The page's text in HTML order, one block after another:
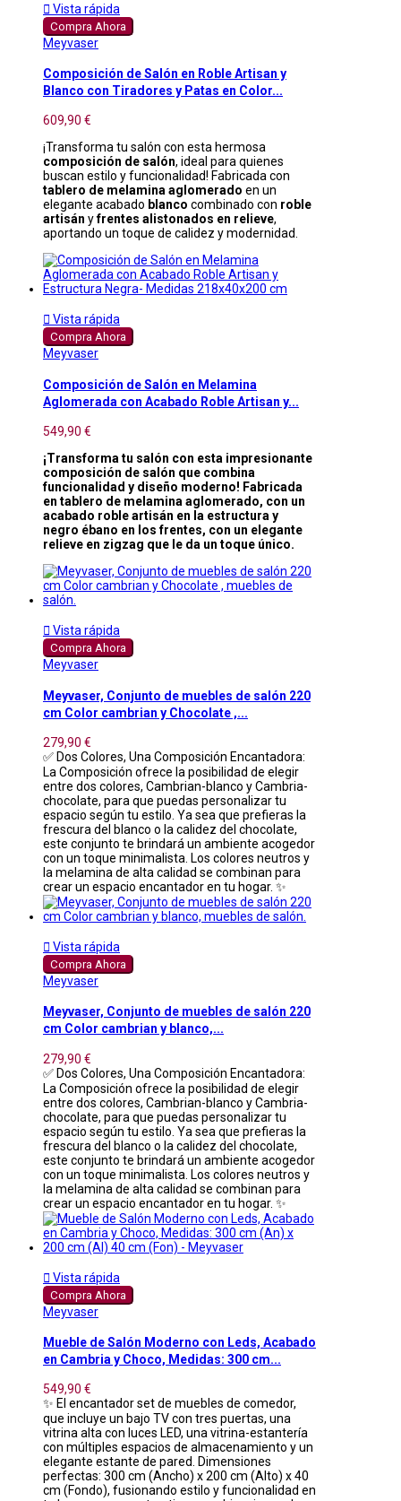
 Vista rápida
Compra Ahora
Meyvaser
Composición de Salón en Roble Artisan y
Blanco con Tiradores y Patas en Color...
609,90 €
¡Transforma tu salón con esta hermosa
composición de salón, ideal para quienes
buscan estilo y funcionalidad! Fabricada con
tablero de melamina aglomerado en un
elegante acabado blanco combinado con roble
artisán yfrentes alistonados en relieve,
aportando un toque de calidez y modernidad.
 Vista rápida
Compra Ahora
Meyvaser
Composición de Salón en Melamina
Aglomerada con Acabado Roble Artisan y...
549,90 €
¡Transforma tu salón con esta impresionante
composición de salón que combina
funcionalidad y diseño moderno! Fabricada
en tablero de melamina aglomerado, con un
acabado roble artisán en la estructura y
negro ébano en los frentes, con un elegante
relieve en zigzag que le da un toque único.
 Vista rápida
Compra Ahora
Meyvaser
Meyvaser, Conjunto de muebles de salón 220
cm Color cambrian y Chocolate ,...
279,90 €
✅ Dos Colores, Una Composición Encantadora:
La Composición ofrece la posibilidad de elegir
entre dos colores, Cambrian-blanco y Cambria-
chocolate, para que puedas personalizar tu
espacio según tu estilo. Ya sea que prefieras la
frescura del blanco o la calidez del chocolate,
este conjunto te brindará un ambiente acogedor
con un toque minimalista. Los colores neutros y
la melamina de alta calidad se combinan para
crear un espacio encantador en tu hogar. ✨
 Vista rápida
Compra Ahora
Meyvaser
Meyvaser, Conjunto de muebles de salón 220
cm Color cambrian y blanco,...
279,90 €
✅ Dos Colores, Una Composición Encantadora:
La Composición ofrece la posibilidad de elegir
entre dos colores, Cambrian-blanco y Cambria-
chocolate, para que puedas personalizar tu
espacio según tu estilo. Ya sea que prefieras la
frescura del blanco o la calidez del chocolate,
este conjunto te brindará un ambiente acogedor
con un toque minimalista. Los colores neutros y
la melamina de alta calidad se combinan para
crear un espacio encantador en tu hogar. ✨
 Vista rápida
Compra Ahora
Meyvaser
Mueble de Salón Moderno con Leds, Acabado
en Cambria y Choco, Medidas: 300 cm...
549,90 €
✨ El encantador set de muebles de comedor,
que incluye un bajo TV con tres puertas, una
vitrina alta con luces LED, una vitrina-estantería
con múltiples espacios de almacenamiento y un
elegante estante de pared. Dimensiones
perfectas: 300 cm (Ancho) x 200 cm (Alto) x 40
cm (Fondo), fusionando estilo y funcionalidad en